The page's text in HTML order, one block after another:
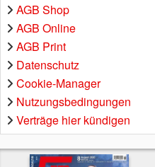
AGB Shop
AGB Online
AGB Print
Datenschutz
Cookie-Manager
Nutzungsbedingungen
Verträge hier kündigen